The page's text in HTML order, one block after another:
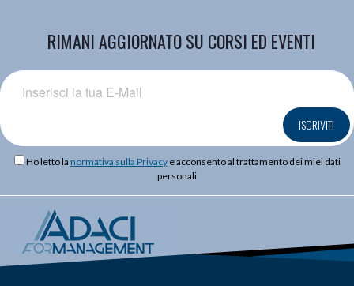
RIMANI AGGIORNATO SU CORSI ED EVENTI
ISCRIVITI
Ho letto la normativa sulla Privacye acconsento al trattamento dei miei dati
personali